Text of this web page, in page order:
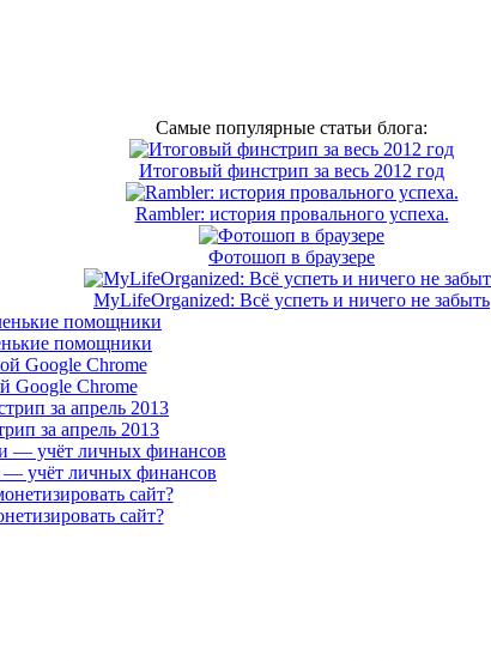
Самые популярные статьи блога:
Итоговый финстрип за весь 2012 год
Rambler: история провального успеха.
Фотошоп в браузере
MyLifeOrganized: Всё успеть и ничего не забыть
помощники
Google Chrome
за апрель 2013
— учёт личных финансов
сайт?